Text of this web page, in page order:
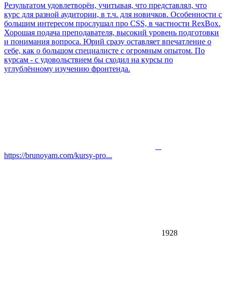
Результатом удовлетворён, учитывая, что представлял, что
курс для разной аудитории, в т.ч. для новичков. Особенности с
большим интересом прослушал про CSS, в частности RexBox.
Хорошая подача преподавателя, высокий уровень подготовки
и понимания вопроса. Юрий сразу оставляет впечатление о
себе, как о большом специалисте с огромным опытом. По
курсам - с удовольствием бы сходил на курсы по
углублённому изучению фронтенда.
https://brunoyam.com/kursy-pro...
1928